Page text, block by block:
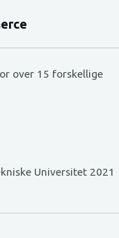
over 15 forskellige
Universitet 2021